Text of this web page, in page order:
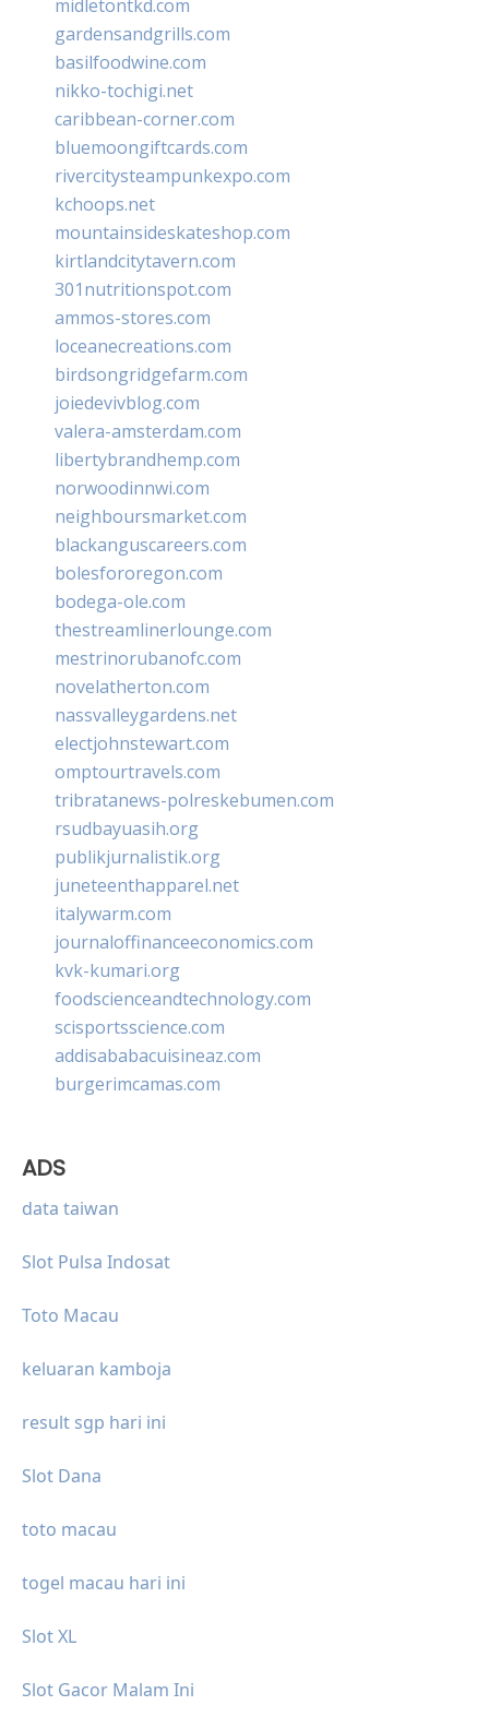
midletontkd.com
gardensandgrills.com
basilfoodwine.com
nikko-tochigi.net
caribbean-corner.com
bluemoongiftcards.com
rivercitysteampunkexpo.com
kchoops.net
mountainsideskateshop.com
kirtlandcitytavern.com
301nutritionspot.com
ammos-stores.com
loceanecreations.com
birdsongridgefarm.com
joiedevivblog.com
valera-amsterdam.com
libertybrandhemp.com
norwoodinnwi.com
neighboursmarket.com
blackanguscareers.com
bolesfororegon.com
bodega-ole.com
thestreamlinerlounge.com
mestrinorubanofc.com
novelatherton.com
nassvalleygardens.net
electjohnstewart.com
omptourtravels.com
tribratanews-polreskebumen.com
rsudbayuasih.org
publikjurnalistik.org
juneteenthapparel.net
italywarm.com
journaloffinanceeconomics.com
kvk-kumari.org
foodscienceandtechnology.com
scisportsscience.com
addisababacuisineaz.com
burgerimcamas.com
ADS
data taiwan
Slot Pulsa Indosat
Toto Macau
keluaran kamboja
result sgp hari ini
Slot Dana
toto macau
togel macau hari ini
Slot XL
Slot Gacor Malam Ini